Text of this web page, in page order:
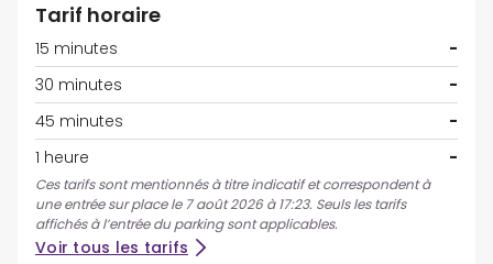
Tarif horaire
15 minutes
-
30 minutes
-
45 minutes
-
1 heure
-
Ces tarifs sont mentionnés à titre indicatif et correspondent à
une entrée sur place le 7 août 2026 à 17:23. Seuls les tarifs
affichés à l’entrée du parking sont applicables.
Voir tous les tarifs